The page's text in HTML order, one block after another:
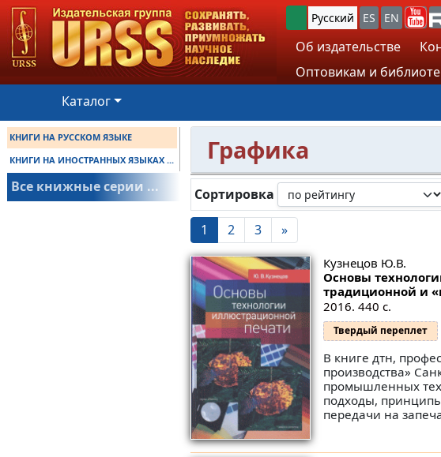
Русский ES EN
Об издательстве
Оптовикам и
Каталог
КНИГИ НА РУССКОМ ЯЗЫКЕ
КНИГИ НА ИНОСТРАННЫХ ЯЗЫКАХ ...
Все книжные серии ...
Графика
Сортировка
1 2 3 »
Кузнецов Ю.В.
Основы
традиционной и
2016. 440 с.
Твердый переплет
В книге дтн,
производства»
промышленных
подходы,
передачи на